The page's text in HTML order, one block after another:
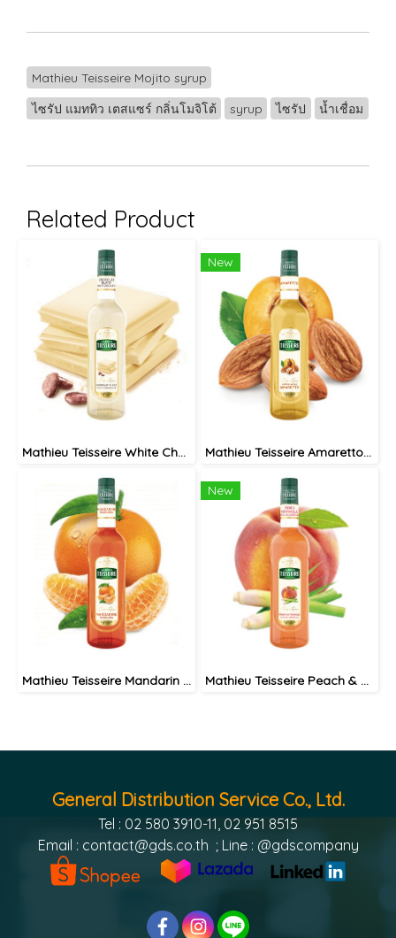
Mathieu Teisseire Mojito syrup
ไซรัป แมททิว เตสแซร์ กลิ่นโมจิโต้
syrup ไซรัป น้ำเชื่อม
Related Product
Mathieu Teisseire White Chocolate syrup 70 cl / ไซรัป แมททิวเตสแซร์ กลิ่นไวท์ช็อกโกแลต
New
Mathieu Teisseire Amaretto syrup 70 cl / ไซรัป แมททิวเตสแซร์ กลิ่นอมาเร็ตโต้
Mathieu Teisseire Mandarin syrup 70 cl / ไซรัป แมททิวเตสแซร์ กลิ่นแมนดาริน
New
Mathieu Teisseire Peach & Lemongrass syrup 70 cl / ไซรัป แมททิวเตสแซร์ กลิ่นพีช-ตะไคร้
General Distribution Service Co., Ltd.
Tel : 02 580 3910-11, 02 951 8515
Email : contact@gds.co.th ; Line : @gdscompany